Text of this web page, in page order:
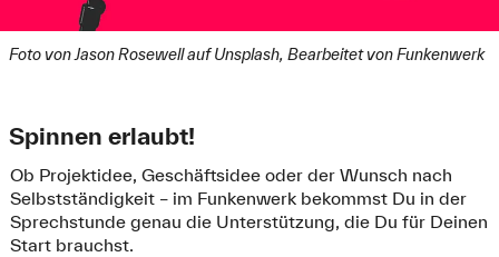
Foto von Jason Rosewell auf Unsplash, Bearbeitet von Funkenwerk
Spinnen erlaubt!
Ob Projektidee, Geschäftsidee oder der Wunsch nach
Selbstständigkeit – im Funkenwerk bekommst Du in der
Sprechstunde genau die Unterstützung, die Du für Deinen
Start brauchst.